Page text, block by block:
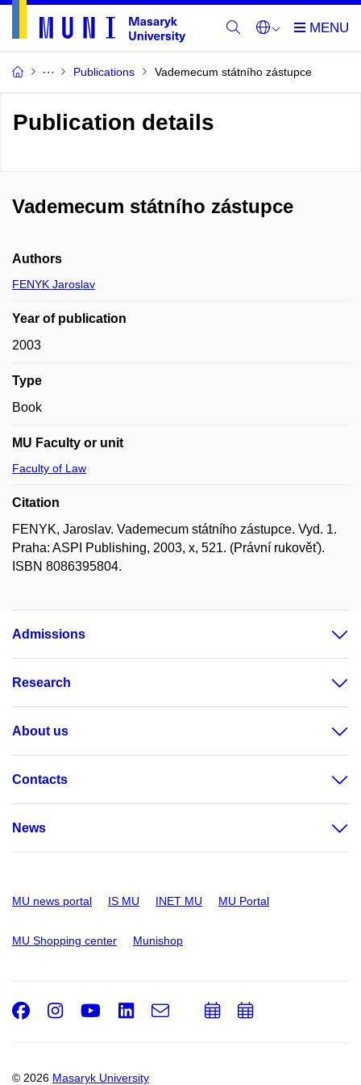
Publications Vademecum státního zástupce
Publication details
Vademecum státního zástupce
Authors
FENYK Jaroslav
Year of publication
2003
Type
Book
MU Faculty or unit
Faculty of Law
Citation
FENYK, Jaroslav. Vademecum státního zástupce. Vyd. 1.
Praha: ASPI Publishing, 2003, x, 521. (Právní rukověť).
ISBN 8086395804.
Admissions
Research
About us
Contacts
News
MU news portal IS MU INET MU MU Portal
MU Shopping center Munishop
© 2026 Masaryk University
Facebook
Instagram
Youtube
LinkedIn
e-
AddAdd